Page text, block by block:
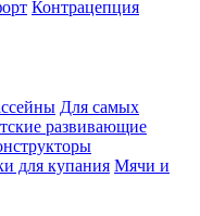
Контрацепция
Для самых
развивающие
для купания Мячи и